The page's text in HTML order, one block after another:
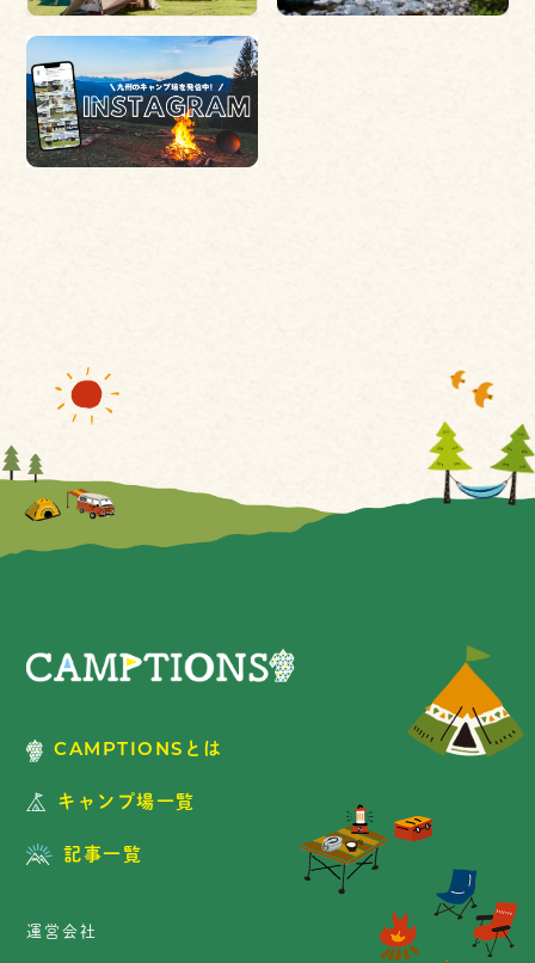
CAMPTIONSとは
キャンプ場一覧
記事一覧
運営会社